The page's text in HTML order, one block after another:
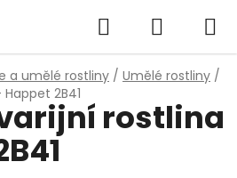
Hledat
KOŠÍK
a umělé rostliny / Umělé rostliny /
2B41
rostlina